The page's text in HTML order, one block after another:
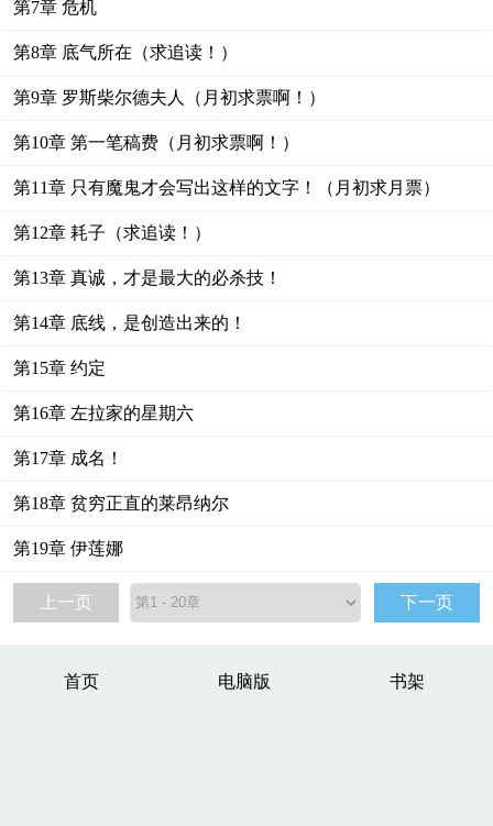
第7章 危机
第8章 底气所在（求追读！）
第9章 罗斯柴尔德夫人（月初求票啊！）
第10章 第一笔稿费（月初求票啊！）
第11章 只有魔鬼才会写出这样的文字！（月初求月票）
第12章 耗子（求追读！）
第13章 真诚，才是最大的必杀技！
第14章 底线，是创造出来的！
第15章 约定
第16章 左拉家的星期六
第17章 成名！
第18章 贫穷正直的莱昂纳尔
第19章 伊莲娜
上一页 下一页
首页 电脑版 书架